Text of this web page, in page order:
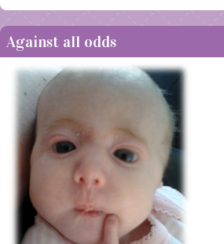
Against all odds